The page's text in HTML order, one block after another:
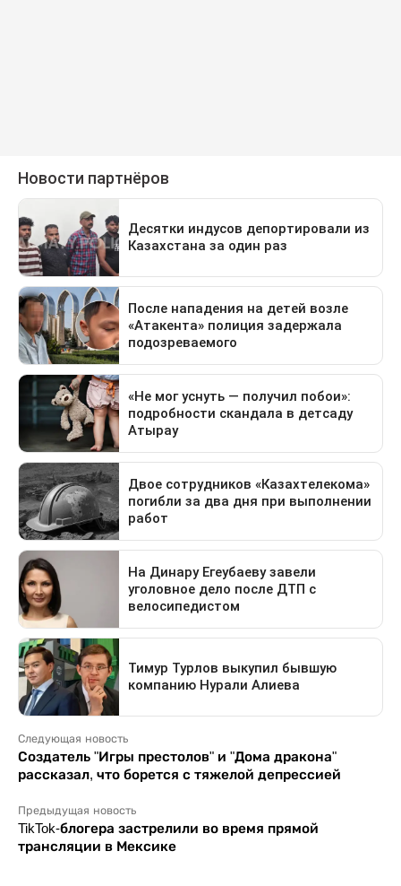
Следующая новость
Создатель "Игры престолов" и "Дома дракона"
рассказал, что борется с тяжелой депрессией
Предыдущая новость
TikTok-блогера застрелили во время прямой
трансляции в Мексике